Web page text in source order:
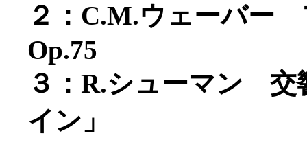
２：C.M.ウェーバー
Op.75
３：R.シューマン 交
イン」